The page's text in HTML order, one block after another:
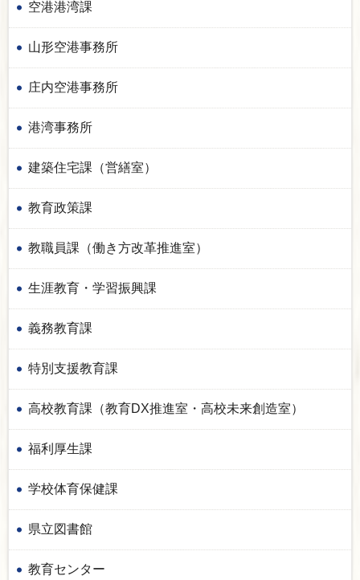
空港港湾課
山形空港事務所
庄内空港事務所
港湾事務所
建築住宅課（営繕室）
教育政策課
教職員課（働き方改革推進室）
生涯教育・学習振興課
義務教育課
特別支援教育課
高校教育課（教育DX推進室・高校未来創造室）
福利厚生課
学校体育保健課
県立図書館
教育センター